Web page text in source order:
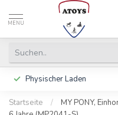
MENU
Physischer Laden
Startseite /
MY PONY,